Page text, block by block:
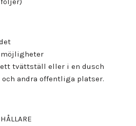
tvättställ eller i en dusch
andra offentliga platser.